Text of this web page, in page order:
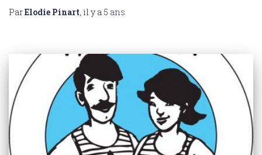
ParElodie Pinart, il y a 5 ans